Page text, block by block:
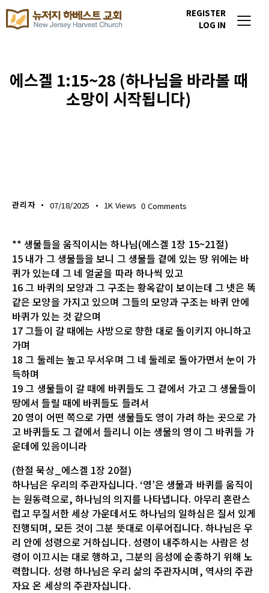
REGISTER
LOG IN
에스겔 1:15~28 (하나님을 바라볼 때
소망이 시작됩니다)
관리자 07/18/2025 1K Views 0 Comments
** 생물들을 움직이시는 하나님(에스겔 1장 15~21절)
15 내가 그 생물들을 보니 그 생물들 곁에 있는 땅 위에는 바
퀴가 있는데 그 네 얼굴을 따라 하나씩 있고
16 그 바퀴의 모양과 그 구조는 황옥같이 보이는데 그 넷은 똑
같은 모양을 가지고 있으며 그들의 모양과 구조는 바퀴 안에
바퀴가 있는 것 같으며
17 그들이 갈 때에는 사방으로 향한 대로 돌이키지 아니하고
가며
18 그 둘레는 높고 무서우며 그 네 둘레로 돌아가면서 눈이 가
득하며
19 그 생물들이 갈 때에 바퀴들도 그 곁에서 가고 그 생물들이
땅에서 들릴 때에 바퀴들도 들려서
20 영이 어떤 쪽으로 가면 생물들도 영이 가려 하는 곳으로 가
고 바퀴들도 그 곁에서 들리니 이는 생물의 영이 그 바퀴들 가
운데에 있음이니라
(한절 묵상_에스겔 1장 20절)
하나님은 우리의 주관자십니다. ‘영’은 생물과 바퀴를 움직이
는 원동력으로, 하나님의 의지를 나타냅니다. 아무리 혼란스
럽고 무질서한 세상 가운데서도 하나님의 일하심은 질서 있게
진행되며, 모든 것이 그분 뜻대로 이루어집니다. 하나님은 우
리 안에 성령으로 거하십니다. 성령이 내주하시는 사람은 성
령이 이끄시는 대로 행하고, 그분의 음성에 순종하기 위해 노
력합니다. 성령 하나님은 우리 삶의 주관자시며, 역사의 주관
자요 온 세상의 주관자십니다.